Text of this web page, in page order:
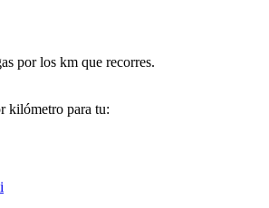
por los km que recorres.
kilómetro para tu: